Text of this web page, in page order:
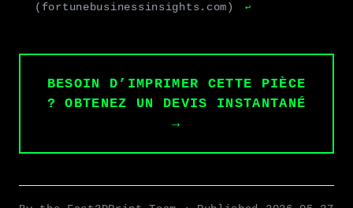
(fortunebusinessinsights.com)
↩
BESOIN D’IMPRIMER CETTE PIÈCE
? OBTENEZ UN DEVIS INSTANTANÉ
→